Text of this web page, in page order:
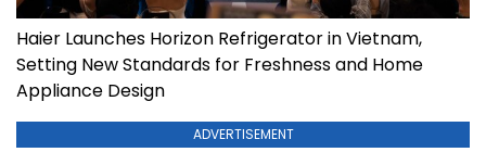
Haier Launches Horizon Refrigerator in Vietnam,
Setting New Standards for Freshness and Home
Appliance Design
ADVERTISEMENT